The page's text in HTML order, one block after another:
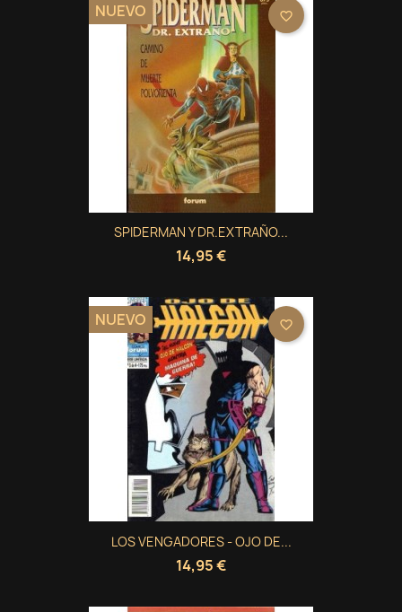
SPIDERMAN Y DR.EXTRAÑO...
14,95 €
NUEVO favorite_border
LOS VENGADORES - OJO DE...
14,95 €
NUEVO favorite_border